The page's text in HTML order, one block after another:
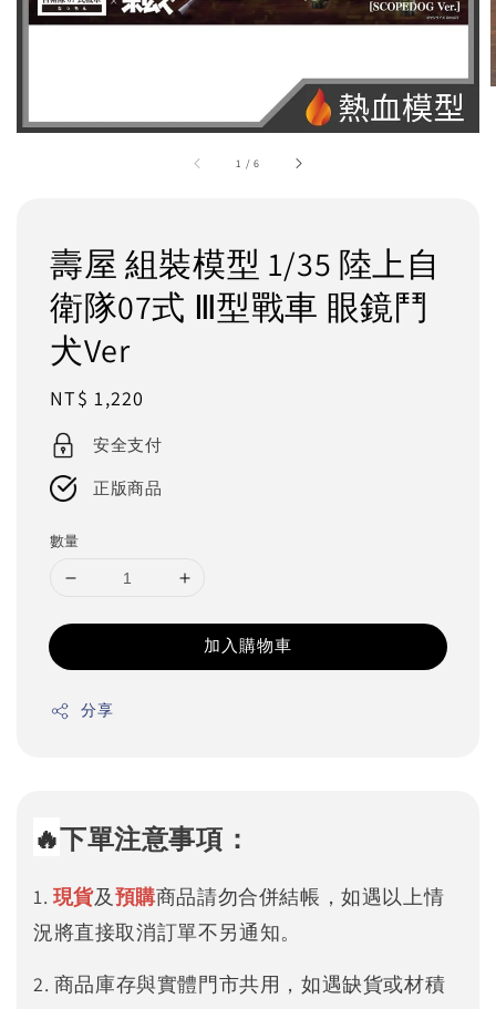
1 /6
壽屋 組裝模型 1/35 陸上自
衛隊07式 Ⅲ型戰車 眼鏡鬥
犬Ver
Regular
price
NT$ 1,220
安全支付
正版商品
數量
加入購物車
分享
🔥下單注意事項：
1. 現貨及預購商品請勿合併結帳，如遇以上情
況將直接取消訂單不另通知。
2. 商品庫存與實體門市共用，如遇缺貨或材積